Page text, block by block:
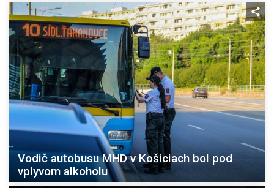
Vodič autobusu MHD v Košiciach bol pod
vplyvom alkoholu